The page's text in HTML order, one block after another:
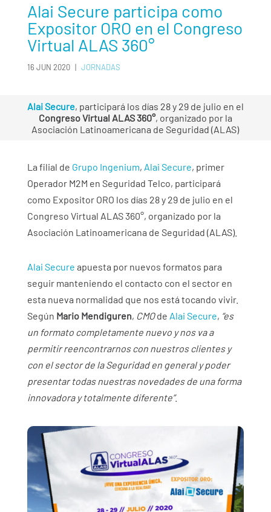
Alai Secure participa como
Expositor ORO en el Congreso
Virtual ALAS 360°
16 JUN 2020 | JORNADAS
Alai Secure, participará los días 28 y 29 de julio en el
Congreso Virtual ALAS 360°, organizado por la
Asociación Latinoamericana de Seguridad (ALAS)
La filial de Grupo Ingenium, Alai Secure, primer
Operador M2M en Seguridad Telco, participará
como Expositor ORO los días 28 y 29 de julio en el
Congreso Virtual ALAS 360°, organizado por la
Asociación Latinoamericana de Seguridad (ALAS).
Alai Secure apuesta por nuevos formatos para
seguir manteniendo el contacto con el sector en
esta nueva normalidad que nos está tocando vivir.
Según Mario Mendiguren, CMOde Alai Secure, “es
un formato completamente nuevo y nos va a
permitir reencontrarnos con nuestros clientes y
con el sector de la Seguridad en general y poder
presentar todas nuestras novedades de una forma
innovadora y totalmente diferente”.